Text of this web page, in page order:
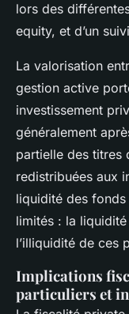
lors des
equity, et d’un
La valorisation
gestion active
investissement
généralement
partielle des titres
redistribuées aux
liquidité des
limités : la
l’illiquidité de ces
Implications
particuliers et